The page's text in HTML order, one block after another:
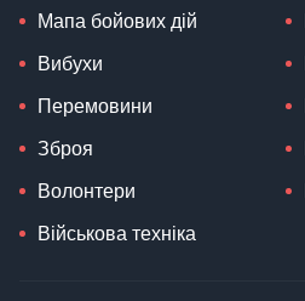
Мапа бойових дій
Вибухи
Перемовини
Зброя
Волонтери
Військова техніка